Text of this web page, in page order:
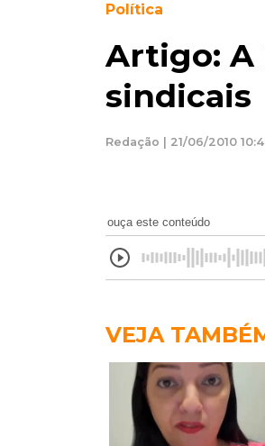
Política
Artigo: A
sindicais
Redação | 21/06/2010
ouça este conteúdo
VEJA